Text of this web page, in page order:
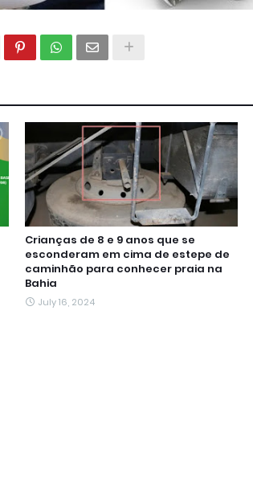
Crianças de 8 e 9 anos que se
esconderam em cima de estepe de
caminhão para conhecer praia na
Bahia
July 16, 2024